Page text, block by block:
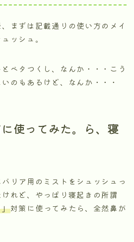
まずは記載通りの使い方のメイ
ッシュ。
ベタつくし、なんか・・・こう
のもあるけど、なんか・・・
使ってみた。ら、寝
リア用のミストをシュッシュっ
れど、やっぱり寝起きの所謂
」対策に使ってみたら、全然鼻が